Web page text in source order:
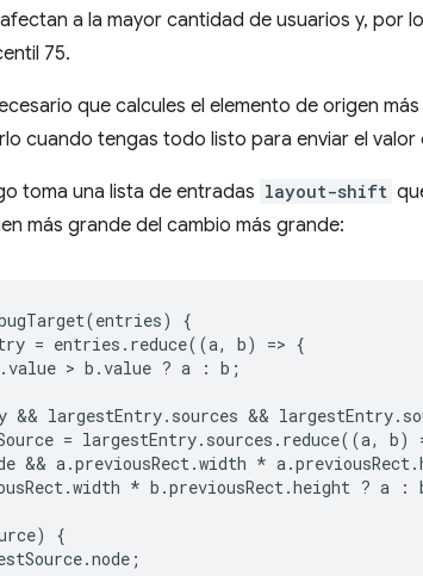
a la mayor cantidad de usuarios y, por
75.
que calcules el elemento de origen
cuando tengas todo listo para enviar el
toma una lista de entradas layout-shift
más grande del cambio más grande:
(entries)
{
= entries . reduce((a, b) => {
.value > b .value ? a : b ;
&& largestEntry. sources && largestEntry.
= largestEntry. sources . reduce((a, b)
&& a .previousRect .width * a .previousRect .
.width * b .previousRect .height ? a :
)
{
.node ;